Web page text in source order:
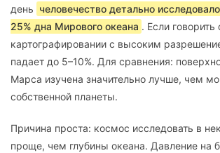
день человечество детально
25% дна Мирового океана . Если
картографировании с высоким
падает до 5–10%. Для сравнения:
Марса изучена значительно лучше, чем
собственной планеты.
Причина проста: космос исследовать в
проще, чем глубины океана. Давление на